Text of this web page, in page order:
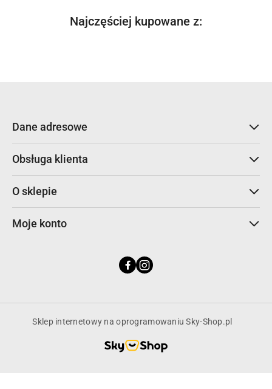
Pomiń karuzelę produktów
Produkty
Najczęściej kupowane z:
Dane adresowe
Obsługa klienta
O sklepie
Moje konto
Sklep internetowy na oprogramowaniu Sky-Shop.pl